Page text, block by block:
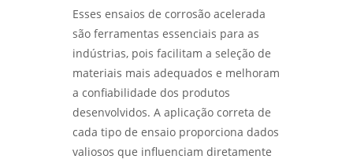
MECÂNICOS E METALÚRGICOS PARA
INOVAÇÃO - LABMETAL
DESVENDANDO OS ENSAIOS MECÂNICOS
DESTRUTIVOS: O QUE ELES REVELAM? -
LABMETAL
ENSAIO DE CORROSÃO POR PITE EM SÃO
PAULO: MÉTODOS E VANTAGENS - LABMETAL
Esses ensaios de corrosão acelerada
são ferramentas essenciais para as
indústrias, pois facilitam a seleção de
materiais mais adequados e melhoram
a confiabilidade dos produtos
desenvolvidos. A aplicação correta de
cada tipo de ensaio proporciona dados
valiosos que influenciam diretamente